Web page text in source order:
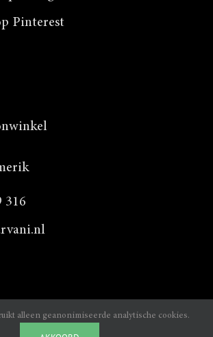
Pinterest
316
alleen geanonimiseerde analytische cookies.